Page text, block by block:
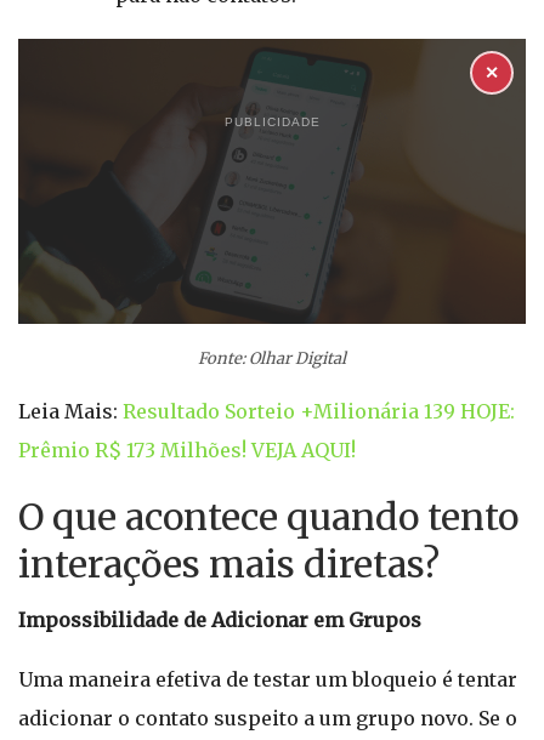
PUBLICIDADE
✕
Fonte: Olhar Digital
Leia Mais: Resultado Sorteio +Milionária 139 HOJE:
Prêmio R$ 173 Milhões! VEJA AQUI!
O que acontece quando tento
interações mais diretas?
Impossibilidade de Adicionar em Grupos
Uma maneira efetiva de testar um bloqueio é tentar
adicionar o contato suspeito a um grupo novo. Se o